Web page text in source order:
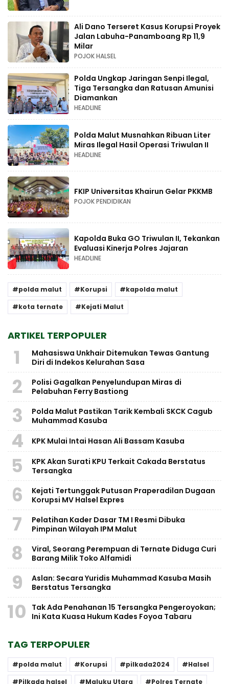
Ali Dano Terseret Kasus Korupsi Proyek
Jalan Labuha-Panamboang Rp 11,9
Milar
POJOK HALSEL
Polda Ungkap Jaringan Senpi Ilegal,
Tiga Tersangka dan Ratusan Amunisi
Diamankan
HEADLINE
Polda Malut Musnahkan Ribuan Liter
Miras Ilegal Hasil Operasi Triwulan II
HEADLINE
FKIP Universitas Khairun Gelar PKKMB
POJOK PENDIDIKAN
Kapolda Buka GO Triwulan II, Tekankan
Evaluasi Kinerja Polres Jajaran
HEADLINE
polda malut Korupsi
kapolda malut
kota ternate
Kejati Malut
ARTIKEL TERPOPULER
1
Mahasiswa Unkhair Ditemukan Tewas Gantung
Diri di Indekos Kelurahan Sasa
2
Polisi Gagalkan Penyelundupan Miras di
Pelabuhan Ferry Bastiong
3
Polda Malut Pastikan Tarik Kembali SKCK Cagub
Muhammad Kasuba
4 KPK Mulai Intai Hasan Ali Bassam Kasuba
5
KPK Akan Surati KPU Terkait Cakada Berstatus
Tersangka
6
Kejati Tertunggak Putusan Praperadilan Dugaan
Korupsi MV Halsel Expres
7
Pelatihan Kader Dasar TM I Resmi Dibuka
Pimpinan Wilayah IPM Malut
8
Viral, Seorang Perempuan di Ternate Diduga Curi
Barang Milik Toko Alfamidi
9
Aslan: Secara Yuridis Muhammad Kasuba Masih
Berstatus Tersangka
10
Tak Ada Penahanan 15 Tersangka Pengeroyokan;
Ini Kata Kuasa Hukum Kades Foyoa Tabaru
TAG TERPOPULER
polda malut Korupsi pilkada2024
Halsel
Pilkada halsel
Maluku Utara Polres Ternate